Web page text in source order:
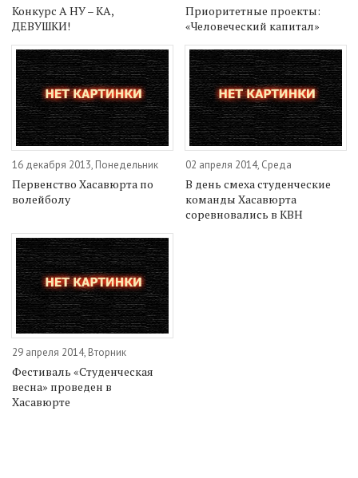
Конкурс А НУ – КА,
ДЕВУШКИ!
Приоритетные проекты:
«Человеческий капитал»
16 декабря 2013, Понедельник
Первенство Хасавюрта по
волейболу
02 апреля 2014, Среда
В день смеха студенческие
команды Хасавюрта
соревновались в КВН
29 апреля 2014, Вторник
Фестиваль «Студенческая
весна» проведен в
Хасавюрте